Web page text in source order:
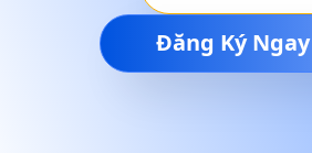
Đăng Ký Ngay